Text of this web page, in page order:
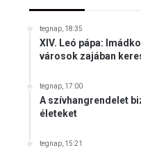
tegnap, 18:35
XIV. Leó pápa:
városok zajában
tegnap, 17:00
A szívhangrendelet
életeket
tegnap, 15:21